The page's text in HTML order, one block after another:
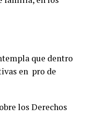
que dentro
en pro de
los Derechos